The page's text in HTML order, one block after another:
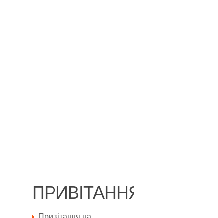
ПРИВІТАННЯ
Привітання на